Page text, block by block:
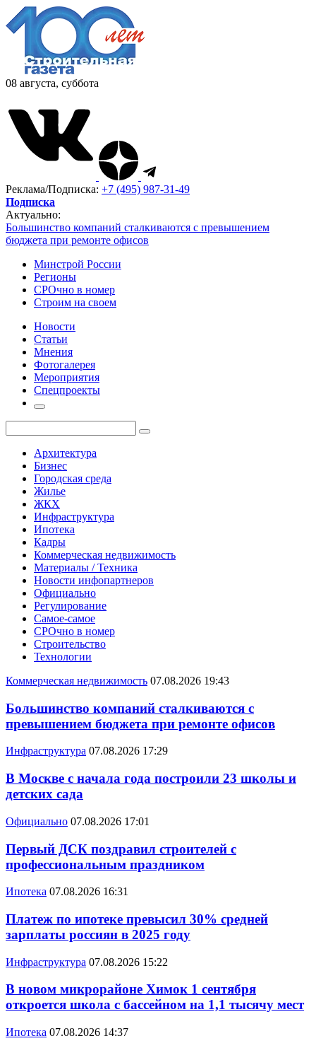
08 августа, суббота
Реклама/Подписка: +7 (495) 987-31-49
Подписка
Актуально:
Большинство компаний сталкиваются с превышением
бюджета при ремонте офисов
Минстрой России
Регионы
СРОчно в номер
Строим на своем
Новости
Статьи
Мнения
Фотогалерея
Мероприятия
Спецпроекты
Архитектура
Бизнес
Городская среда
Жилье
ЖКХ
Инфраструктура
Ипотека
Кадры
Коммерческая недвижимость
Материалы / Техника
Новости инфопартнеров
Официально
Регулирование
Самое-самое
СРОчно в номер
Строительство
Технологии
Коммерческая недвижимость 07.08.2026 19:43
Большинство компаний сталкиваются с
превышением бюджета при ремонте офисов
Инфраструктура 07.08.2026 17:29
В Москве с начала года построили 23 школы и
детских сада
Официально 07.08.2026 17:01
Первый ДСК поздравил строителей с
профессиональным праздником
Ипотека 07.08.2026 16:31
Платеж по ипотеке превысил 30% средней
зарплаты россиян в 2025 году
Инфраструктура 07.08.2026 15:22
В новом микрорайоне Химок 1 сентября
откроется школа с бассейном на 1,1 тысячу мест
Ипотека 07.08.2026 14:37